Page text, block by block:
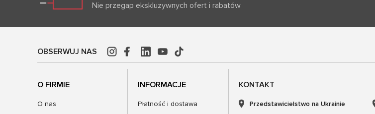
Nie przegap ekskluzywnych ofert i rabatów
OBSERWUJ NAS
O FIRMIE
O nas
INFORMACJE
Płatność i dostawa
KONTAKT
Przedstawicielstwo na Ukrainie